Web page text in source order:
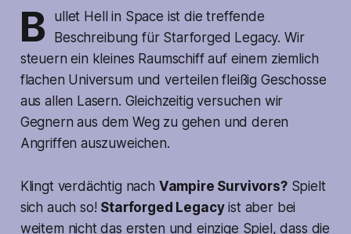
B
ullet Hell in Space ist die treffende
Beschreibung für Starforged Legacy. Wir
steuern ein kleines Raumschiff auf einem ziemlich
flachen Universum und verteilen fleißig Geschosse
aus allen Lasern. Gleichzeitig versuchen wir
Gegnern aus dem Weg zu gehen und deren
Angriffen auszuweichen.
Klingt verdächtig nach Vampire Survivors?Spielt
sich auch so! Starforged Legacyist aber bei
weitem nicht das ersten und einzige Spiel, dass die